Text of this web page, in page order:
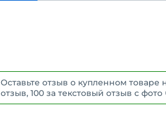
Оставьте отзыв о купленном
отзыв, 100 за текстовый отзыв с